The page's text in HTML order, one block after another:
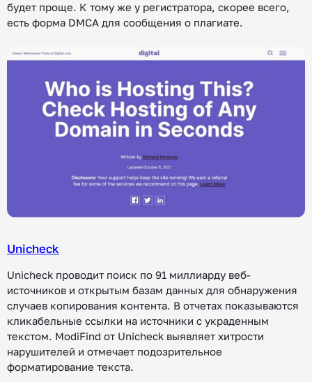
будет проще. К тому же у регистратора, скорее всего,
есть форма DMCA для сообщения о плагиате.
Unicheck
Unicheck проводит поиск по 91 миллиарду веб-
источников и открытым базам данных для обнаружения
случаев копирования контента. В отчетах показываются
кликабельные ссылки на источники с украденным
текстом. ModiFind от Unicheck выявляет хитрости
нарушителей и отмечает подозрительное
форматирование текста.